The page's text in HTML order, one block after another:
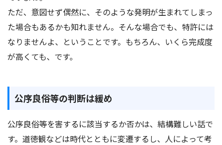
ただ、意図せず偶然に、そのような発明が生まれてしまっ
た場合もあるかも知れません。そんな場合でも、特許には
なりませんよ、ということです。もちろん、いくら完成度
が高くても、です。
公序良俗等の判断は緩め
公序良俗等を害するに該当するか否かは、結構難しい話で
す。道徳観などは時代とともに変遷するし、人によって考